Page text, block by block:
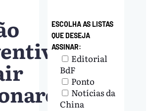
ESCOLHA AS LISTAS
QUE DESEJA
ASSINAR:
Editorial
BdF
Ponto
Notícias da
China